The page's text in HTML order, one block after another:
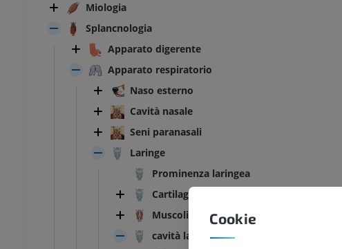
Miologia
Splancnologia
Apparato digerente
Apparato respiratorio
Naso esterno
Cavità nasale
Seni paranasali
Laringe
Prominenza laringea
Cartilagini laringee
Muscoli della laringe
cavità laringea
BOVINO
Toro e mucca - Anatomia
generale
Illustrazioni
Cookie